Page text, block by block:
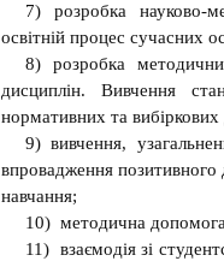
7) розробка науково-
освітній процес сучасних
8) розробка
дисциплін. Вивчення
нормативних та
9) вивчення,
впровадження позитивного
навчання;
10) методична допомога
11) взаємодія зі